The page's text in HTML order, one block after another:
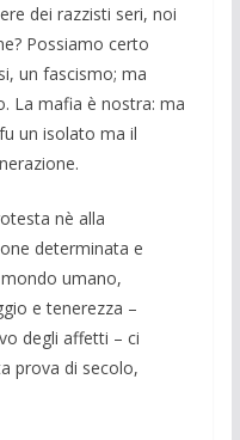
dei razzisti seri, noi
Possiamo certo
un fascismo; ma
La mafia è nostra: ma
un isolato ma il
nè alla
determinata e
umano,
e tenerezza –
degli affetti – ci
prova di secolo,